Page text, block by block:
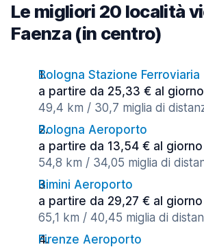
Le migliori 20 località
Faenza (in centro)
Bologna Stazione Ferroviaria
a partire da 25,33 € al giorno
49,4 km / 30,7 miglia di
Bologna Aeroporto
a partire da 13,54 € al giorno
54,8 km / 34,05 miglia di
Rimini Aeroporto
a partire da 29,27 € al giorno
65,1 km / 40,45 miglia di
Firenze Aeroporto